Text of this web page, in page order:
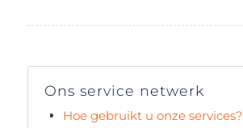
Ons service netwerk
Hoe gebruikt u onze services?